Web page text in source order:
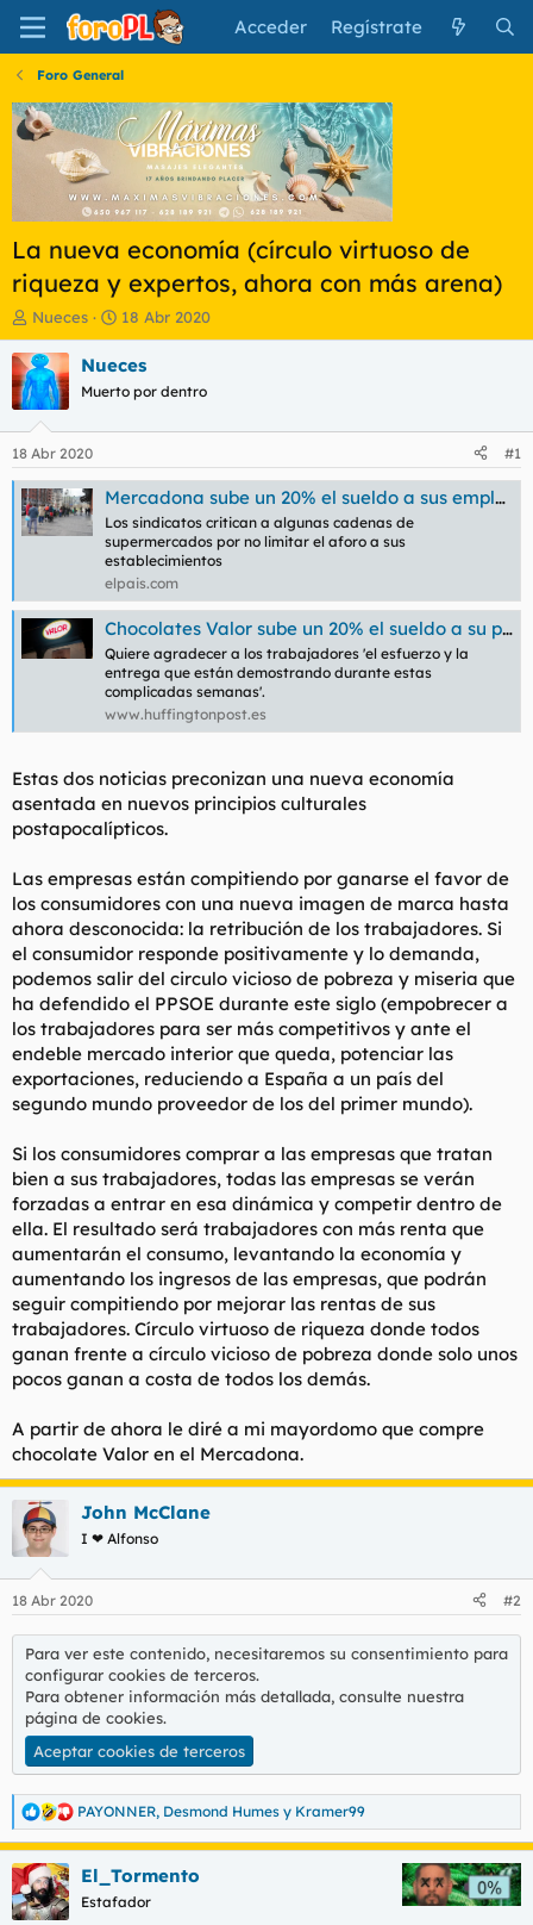
Acceder Regístrate
Foro General
La nueva economía (círculo virtuoso de
riqueza y expertos, ahora con más arena)
I
n
i
c
i
a
d
o
r
d
e
m
Nueces
F
e
c
a
i
i
c
i
18 Abr 2020
Nueces
Muerto por dentro
18 Abr 2020 #1
Mercadona sube un 20% el sueldo a sus empleados en marzo por su exposición al coronavirus
Los sindicatos critican a algunas cadenas de
supermercados por no limitar el aforo a sus
establecimientos
elpais.com
Chocolates Valor sube un 20% el sueldo a su plantilla en pleno estado de alarma
Quiere agradecer a los trabajadores 'el esfuerzo y la
entrega que están demostrando durante estas
complicadas semanas'.
www.huffingtonpost.es
Estas dos noticias preconizan una nueva economía
asentada en nuevos principios culturales
postapocalípticos.
Las empresas están compitiendo por ganarse el favor de
los consumidores con una nueva imagen de marca hasta
ahora desconocida: la retribución de los trabajadores. Si
el consumidor responde positivamente y lo demanda,
podemos salir del circulo vicioso de pobreza y miseria que
ha defendido el PPSOE durante este siglo (empobrecer a
los trabajadores para ser más competitivos y ante el
endeble mercado interior que queda, potenciar las
exportaciones, reduciendo a España a un país del
segundo mundo proveedor de los del primer mundo).
Si los consumidores comprar a las empresas que tratan
bien a sus trabajadores, todas las empresas se verán
forzadas a entrar en esa dinámica y competir dentro de
ella. El resultado será trabajadores con más renta que
aumentarán el consumo, levantando la economía y
aumentando los ingresos de las empresas, que podrán
seguir compitiendo por mejorar las rentas de sus
trabajadores. Círculo virtuoso de riqueza donde todos
ganan frente a círculo vicioso de pobreza donde solo unos
pocos ganan a costa de todos los demás.
A partir de ahora le diré a mi mayordomo que compre
chocolate Valor en el Mercadona.
John McClane
I ❤ Alfonso
18 Abr 2020 #2
Para ver este contenido, necesitaremos su consentimiento para
configurar cookies de terceros.
Para obtener información más detallada, consulte nuestra
página de cookies.
Aceptar cookies de terceros
R
e
a
c
c
i
PAYONNER, Desmond Humes y Kramer99
El_Tormento
Estafador